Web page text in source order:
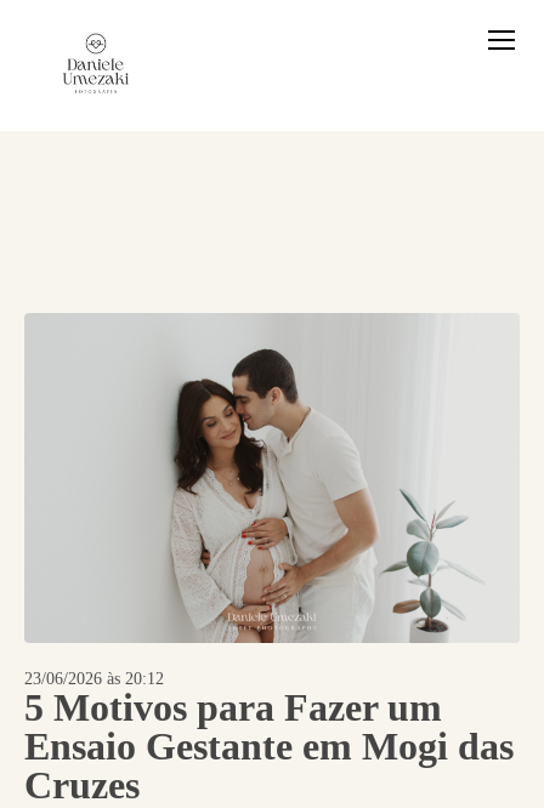
23/06/2026 às 20:12
5 Motivos para Fazer um
Ensaio Gestante em Mogi das
Cruzes